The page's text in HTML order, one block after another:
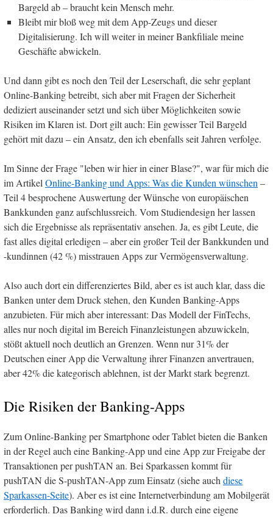
Bargeld ab – braucht kein Mensch mehr.
Bleibt mir bloß weg mit dem App-Zeugs und dieser
Digitalisierung. Ich will weiter in meiner Bankfiliale meine
Geschäfte abwickeln.
Und dann gibt es noch den Teil der Leserschaft, die sehr geplant
Online-Banking betreibt, sich aber mit Fragen der Sicherheit
dediziert auseinander setzt und sich über Möglichkeiten sowie
Risiken im Klaren ist. Dort gilt auch: Ein gewisser Teil Bargeld
gehört mit dazu – ein Ansatz, den ich ebenfalls seit Jahren verfolge.
Im Sinne der Frage "leben wir hier in einer Blase?", war für mich die
im ArtikelOnline-Banking und Apps: Was die Kunden wünschen–
Teil 4 besprochene Auswertung der Wünsche von europäischen
Bankkunden ganz aufschlussreich. Vom Studiendesign her lassen
sich die Ergebnisse als repräsentativ ansehen. Ja, es gibt Leute, die
fast alles digital erledigen – aber ein großer Teil der Bankkunden und
-kundinnen (42 %) misstrauen Apps zur Vermögensverwaltung.
Also auch dort ein differenziertes Bild, aber es ist auch klar, dass die
Banken unter dem Druck stehen, den Kunden Banking-Apps
anzubieten. Für mich aber interessant: Das Modell der FinTechs,
alles nur noch digital im Bereich Finanzleistungen abzuwickeln,
stößt aktuell noch deutlich an Grenzen. Wenn nur 31% der
Deutschen einer App die Verwaltung ihrer Finanzen anvertrauen,
aber 42% die kategorisch ablehnen, ist der Markt stark begrenzt.
Die Risiken der Banking-Apps
Zum Online-Banking per Smartphone oder Tablet bieten die Banken
in der Regel auch eine Banking-App und eine App zur Freigabe der
Transaktionen per pushTAN an. Bei Sparkassen kommt für
pushTAN die S-pushTAN-App zum Einsatz (siehe auchdiese
Sparkassen-Seite). Aber es ist eine Internetverbindung am Mobilgerät
erforderlich. Das Banking wird dann i.d.R. durch eine eigene